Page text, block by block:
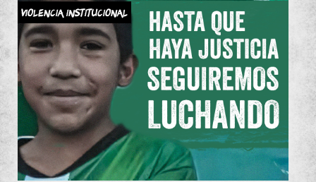
violencia institucional